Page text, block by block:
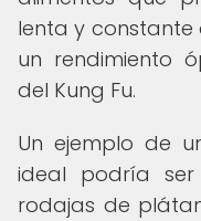
lenta y
un rendimiento
del Kung Fu.
Un ejemplo de
ideal podría
rodajas de